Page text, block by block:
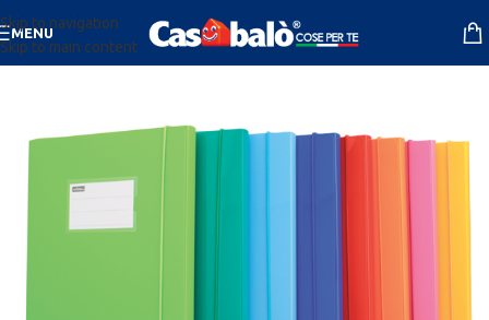
Skip to navigation
Skip to main content
MENU